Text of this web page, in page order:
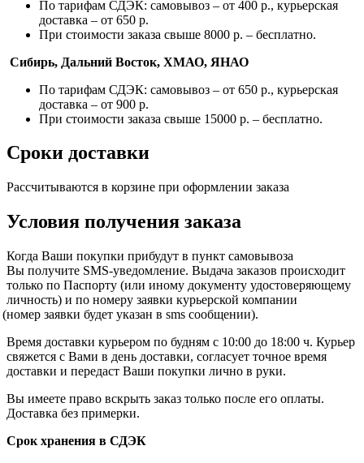
По тарифам СДЭК: самовывоз – от 400 р., курьерская
доставка – от 650 р.
При стоимости заказа свыше 8000 р. – бесплатно.
Сибирь, Дальний Восток, ХМАО, ЯНАО
По тарифам СДЭК: самовывоз – от 650 р., курьерская
доставка – от 900 р.
При стоимости заказа свыше 15000 р. – бесплатно.
Сроки доставки
Рассчитываются в корзине при оформлении заказа
Условия получения заказа
Когда Ваши покупки прибудут в пункт самовывоза
Вы получите SMS-уведомление. Выдача заказов происходит
только по Паспорту (или иному документу удостоверяющему
личность) и по номеру заявки курьерской компании
(номер заявки будет указан в sms сообщении).
Время доставки курьером по будням с 10:00 до 18:00 ч. Курьер
свяжется с Вами в день доставки, согласует точное время
доставки и передаст Ваши покупки лично в руки.
Вы имеете право вскрыть заказ только после его оплаты.
Доставка без примерки.
Срок хранения в СДЭК